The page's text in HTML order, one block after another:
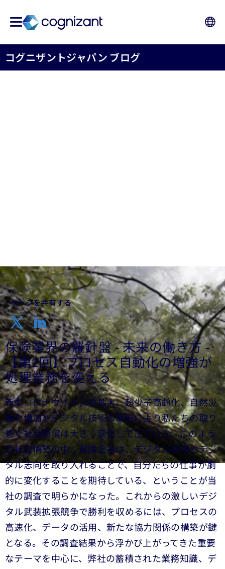
コグニザントジャパン ブログ
ページを共有する
保険業界の羅針盤 - 未来の働き方 -
【第2回】プロセス自動化の増強が
処理業務を変える
新型コロナウイルスの拡大、超少子高齢化、自然災
害の増加やデジタル技術の革新により私たちの取り
巻く社会環境は大きく変化してきている。このよう
な社会情勢の中、保険会社は、デジタル技術やデジ
タル志向を取り入れることで、自分たちの仕事が劇
的に変化することを期待している、ということが当
社の調査で明らかになった。これからの激しいデジ
タル武装拡張競争で勝利を収めるには、プロセスの
高速化、データの活用、新たな協力関係の構築が鍵
となる。その調査結果から浮かび上がってきた重要
なテーマを中心に、弊社の蓄積された業務知識、デ